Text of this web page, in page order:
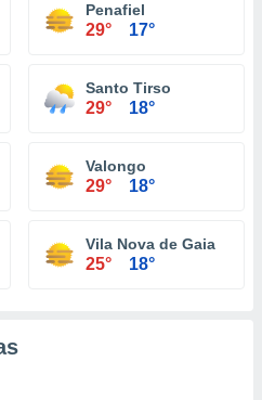
Penafiel
29° 17°
Santo Tirso
29° 18°
Valongo
29° 18°
Vila Nova de Gaia
25° 18°